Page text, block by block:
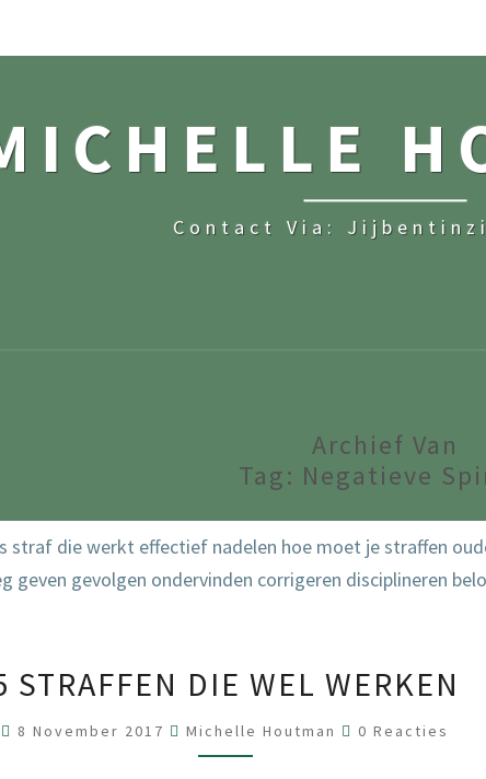
Contact Via:
Archief Van
Tag: Negatieve
S
T
R
STRAFFEN DIE WEL WERKEN
8 November 2017 Michelle Houtman
R
0 Reacties